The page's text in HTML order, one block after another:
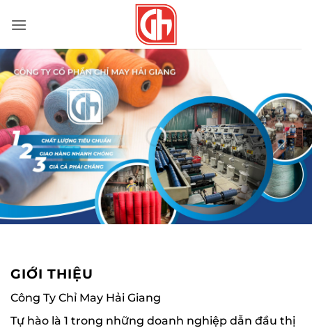
qua
dung
GIỚI THIỆU
Công Ty Chỉ May Hải Giang
Tự hào là 1 trong những doanh nghiệp dẫn đầu thị